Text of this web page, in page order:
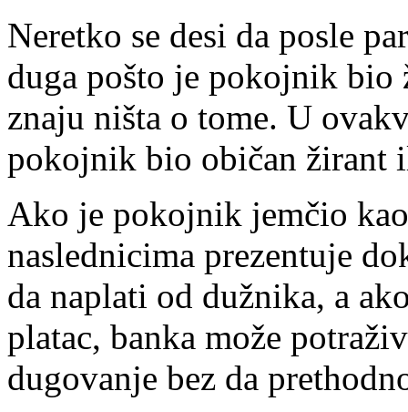
Neretko se desi da posle
duga pošto je pokojnik bio
znaju ništa o tome. U
pokojnik bio običan žirant
Ako je pokojnik jemčio
naslednicima prezentuje
da naplati od dužnika, a
platac, banka može
dugovanje bez da